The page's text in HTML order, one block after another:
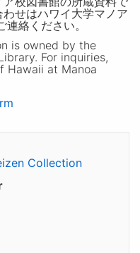
せはハワイ大学マノア
絡ください。
is owned by the
For inquiries,
Hawaii at Manoa
Collection